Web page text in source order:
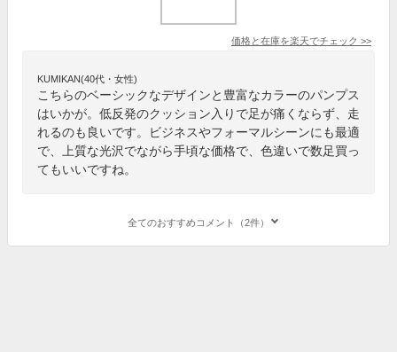
価格と在庫を楽天でチェック >>
KUMIKAN(40代・女性)
こちらのベーシックなデザインと豊富なカラーのパンプス
はいかが。低反発のクッション入りで足が痛くならず、走
れるのも良いです。ビジネスやフォーマルシーンにも最適
で、上質な光沢でながら手頃な価格で、色違いで数足買っ
てもいいですね。
全てのおすすめコメント（2件）